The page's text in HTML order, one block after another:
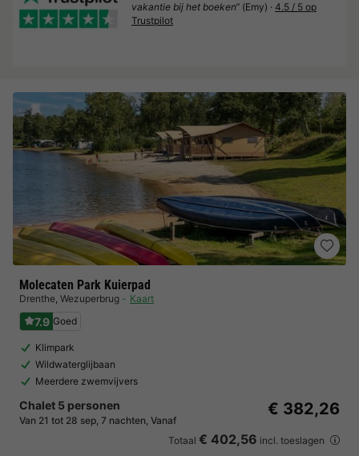
Molecaten Park Kuierpad
Drenthe, Wezuperbrug Kaart
7.9 Goed
Klimpark
Wildwaterglijbaan
Meerdere zwemvijvers
Chalet 5 personen
Van 21 tot 28 sep, 7 nachten, Vanaf
€ 382,26
Totaal € 402,56 incl. toeslagen
vakantie bij het boeken“ (Emy) · 4.5 / 5 op
Trustpilot